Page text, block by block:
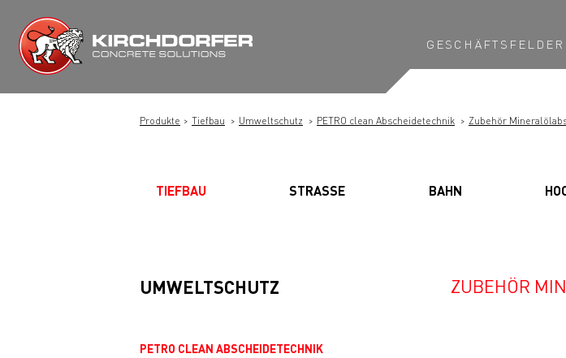
Inhalt
springen
GESCHÄFTSFELDER
Produkte Tiefbau Umweltschutz PETRO clean Abscheidetechnik Zubehör
TIEFBAU STRASSE BAHN
UMWELTSCHUTZ
PETRO CLEAN ABSCHEIDETECHNIK
ZUBEHÖR